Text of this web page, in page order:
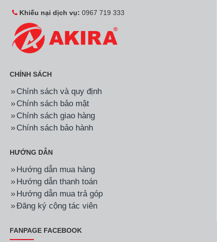
Khiếu nại dịch vụ: 0967 719 333
CHÍNH SÁCH
Chính sách và quy định
Chính sách bảo mật
Chính sách giao hàng
Chính sách bảo hành
HƯỚNG DẪN
Hướng dẫn mua hàng
Hướng dẫn thanh toán
Hướng dẫn mua trả góp
Đăng ký cộng tác viên
FANPAGE FACEBOOK